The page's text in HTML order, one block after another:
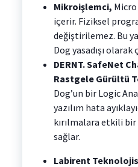
Mikroişlemci,
içerir. Fiziksel
değiştirilemez. Bu
Dog yasadışı
DERNT. SafeNet
Rastgele Gürültü
Dog’un bir Logic
yazılım hata
kırılmalara etkili
sağlar.
Labirent